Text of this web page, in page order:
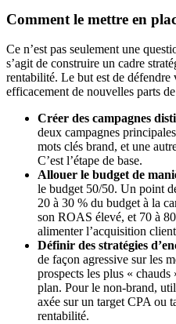
Comment le mettre en
Ce n’est pas seulement une
s’agit de construire un cadre
rentabilité. Le but est de défendre
efficacement de nouvelles parts
Créer des campagnes
deux campagnes
mots clés brand, et une
C’est l’étape de base.
Allouer le budget de
le budget 50/50. Un point
20 à 30 % du budget à la
son ROAS élevé, et 70 à
alimenter l’acquisition
Définir des stratégies
de façon agressive sur les
prospects les plus «
plan. Pour le non-brand,
axée sur un target CPA ou
rentabilité.